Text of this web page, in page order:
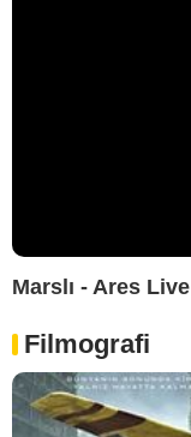
Marslı - Ares Live
Filmografi